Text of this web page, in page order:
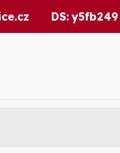
DS: y5fb249